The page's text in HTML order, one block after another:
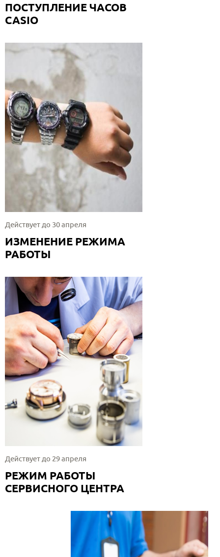
ПОСТУПЛЕНИЕ ЧАСОВ
CASIO
Действует до 30 апреля
ИЗМЕНЕНИЕ РЕЖИМА
РАБОТЫ
Действует до 29 апреля
РЕЖИМ РАБОТЫ
СЕРВИСНОГО ЦЕНТРА